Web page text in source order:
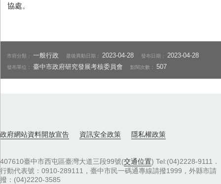
協處。
市府分類：一般行政 最後異動日期： 2023-04-28 發布日期： 2023-04-28
發布單位：臺中市政府研究發展考核委員會 點閱次數：507
政府網站資料開放宣告 資訊安全政策 隱私權政策
407610臺中市西屯區臺灣大道三段99號(交通位置) Tel:(04)2228-9111．
行動代表號：0910-289111，臺中市民一碼通專線請撥1999，外縣市請
撥：(04)2220-3585